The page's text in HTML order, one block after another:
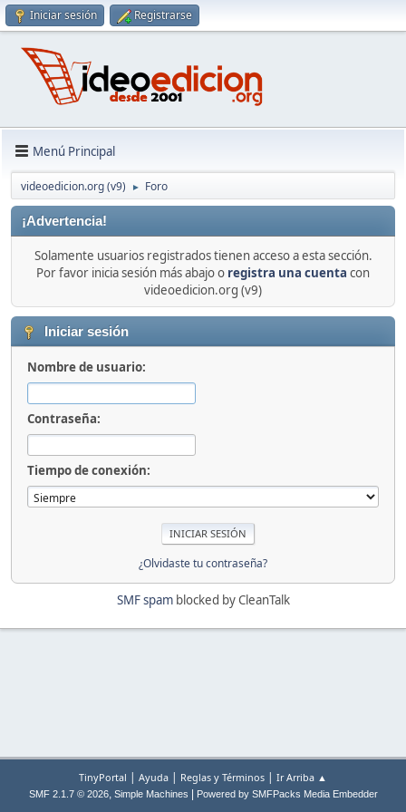
Iniciar sesión Registrarse
Menú Principal
videoedicion.org (v9) ► Foro
¡Advertencia!
Solamente usuarios registrados tienen acceso a esta sección.
Por favor inicia sesión más abajo o registra una cuenta con
videoedicion.org (v9)
Iniciar sesión
Nombre de usuario:
Contraseña:
Tiempo de conexión:
¿Olvidaste tu contraseña?
SMF spamblocked by CleanTalk
TinyPortal | Ayuda | Reglas y Términos | Ir Arriba ▲
SMF 2.1.7 © 2026, Simple Machines Powered by SMFPacks Media Embedder